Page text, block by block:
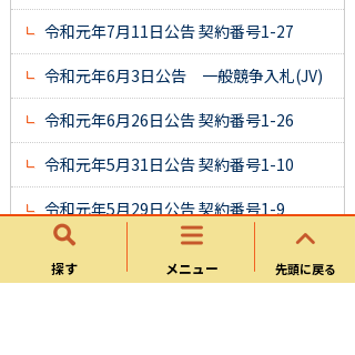
探す メニュー 先頭に戻る
令和元年7月11日公告 契約番号1-27
令和元年6月3日公告 一般競争入札(JV)
令和元年6月26日公告 契約番号1-26
令和元年5月31日公告 契約番号1-10
令和元年5月29日公告 契約番号1-9
一般競争入札公告